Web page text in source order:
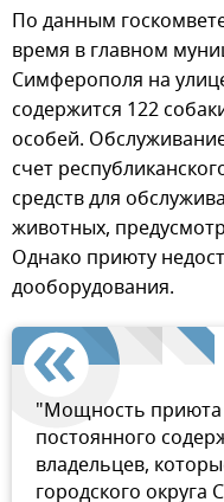
По данным
время в главном
Симферополя на
содержится 122
особей.
счет
средств для
животных,
Однако приюту
дооборудования.
"Мощность приюта
постоянного
владельцев,
городского